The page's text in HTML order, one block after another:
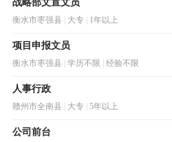
战略部文宣文员
衡水市枣强县 大专 1年以上
项目申报文员
衡水市枣强县 学历不限 经验不限
人事行政
赣州市全南县 大专 5年以上
公司前台